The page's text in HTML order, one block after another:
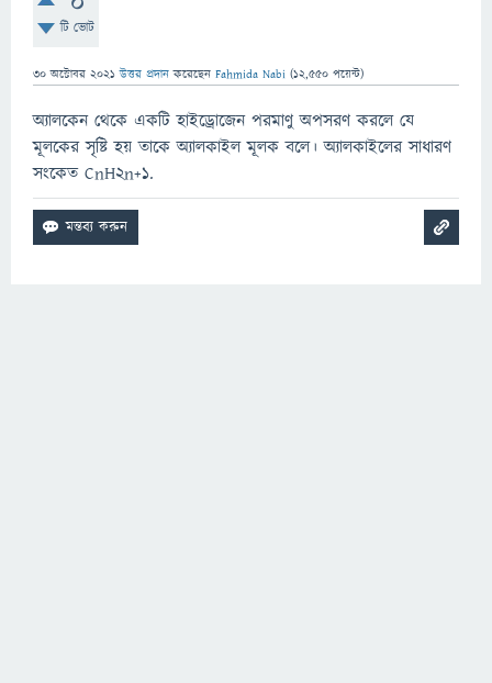
টি ভোট
30 অক্টোবর 2021 উত্তর প্রদান করেছেন Fahmida Nabi (12,550 পয়েন্ট)
অ্যালকেন থেকে একটি হাইড্রোজেন পরমাণু অপসরণ করলে যে
মূলকের সৃষ্টি হয় তাকে অ্যালকাইল মূলক বলে। অ্যালকাইলের সাধারণ
সংকেত CnH2n+1.